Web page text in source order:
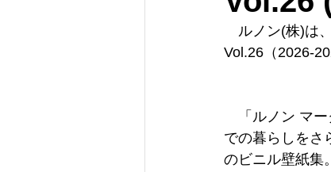
ルノン(株)は
Vol.26（2026-
「ルノン マー
での暮らしをさ
のビニル壁紙集。